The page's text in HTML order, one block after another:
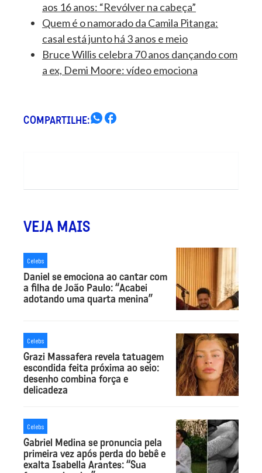
aos 16 anos: “Revólver na cabeça”
Quem é o namorado da Camila Pitanga:
casal está junto há 3 anos e meio
Bruce Willis celebra 70 anos dançando com
a ex, Demi Moore: vídeo emociona
COMPARTILHE:
VEJA MAIS
Celebs
Daniel se emociona ao cantar com
a filha de João Paulo: “Acabei
adotando uma quarta menina”
Celebs
Grazi Massafera revela tatuagem
escondida feita próxima ao seio:
desenho combina força e
delicadeza
Celebs
Gabriel Medina se pronuncia pela
primeira vez após perda do bebê e
exalta Isabella Arantes: “Sua